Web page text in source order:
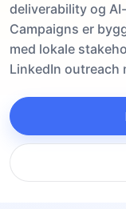
deliverability og
Campaigns er
med lokale
LinkedIn outreach